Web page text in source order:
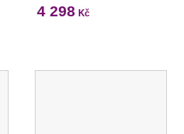
4 298 Kč